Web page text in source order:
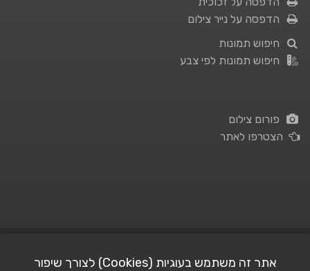
הדפסה על נייר צילום
חיפוש תמונות
חיפוש תמונות לפי צבע
פורום צילום
הצטרפו לאתר
אתר זה משתמש בעוגיות (Cookies) לצורך שיפור